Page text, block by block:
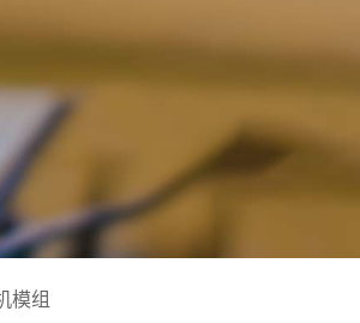
模组